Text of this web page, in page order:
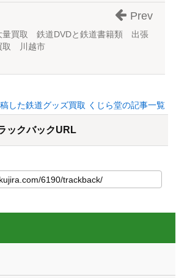
量買取 鉄道DVDと鉄道書籍類 出張
取 川越市
Prev
した鉄道グッズ買取 くじら堂の記事一覧
ックバックURL